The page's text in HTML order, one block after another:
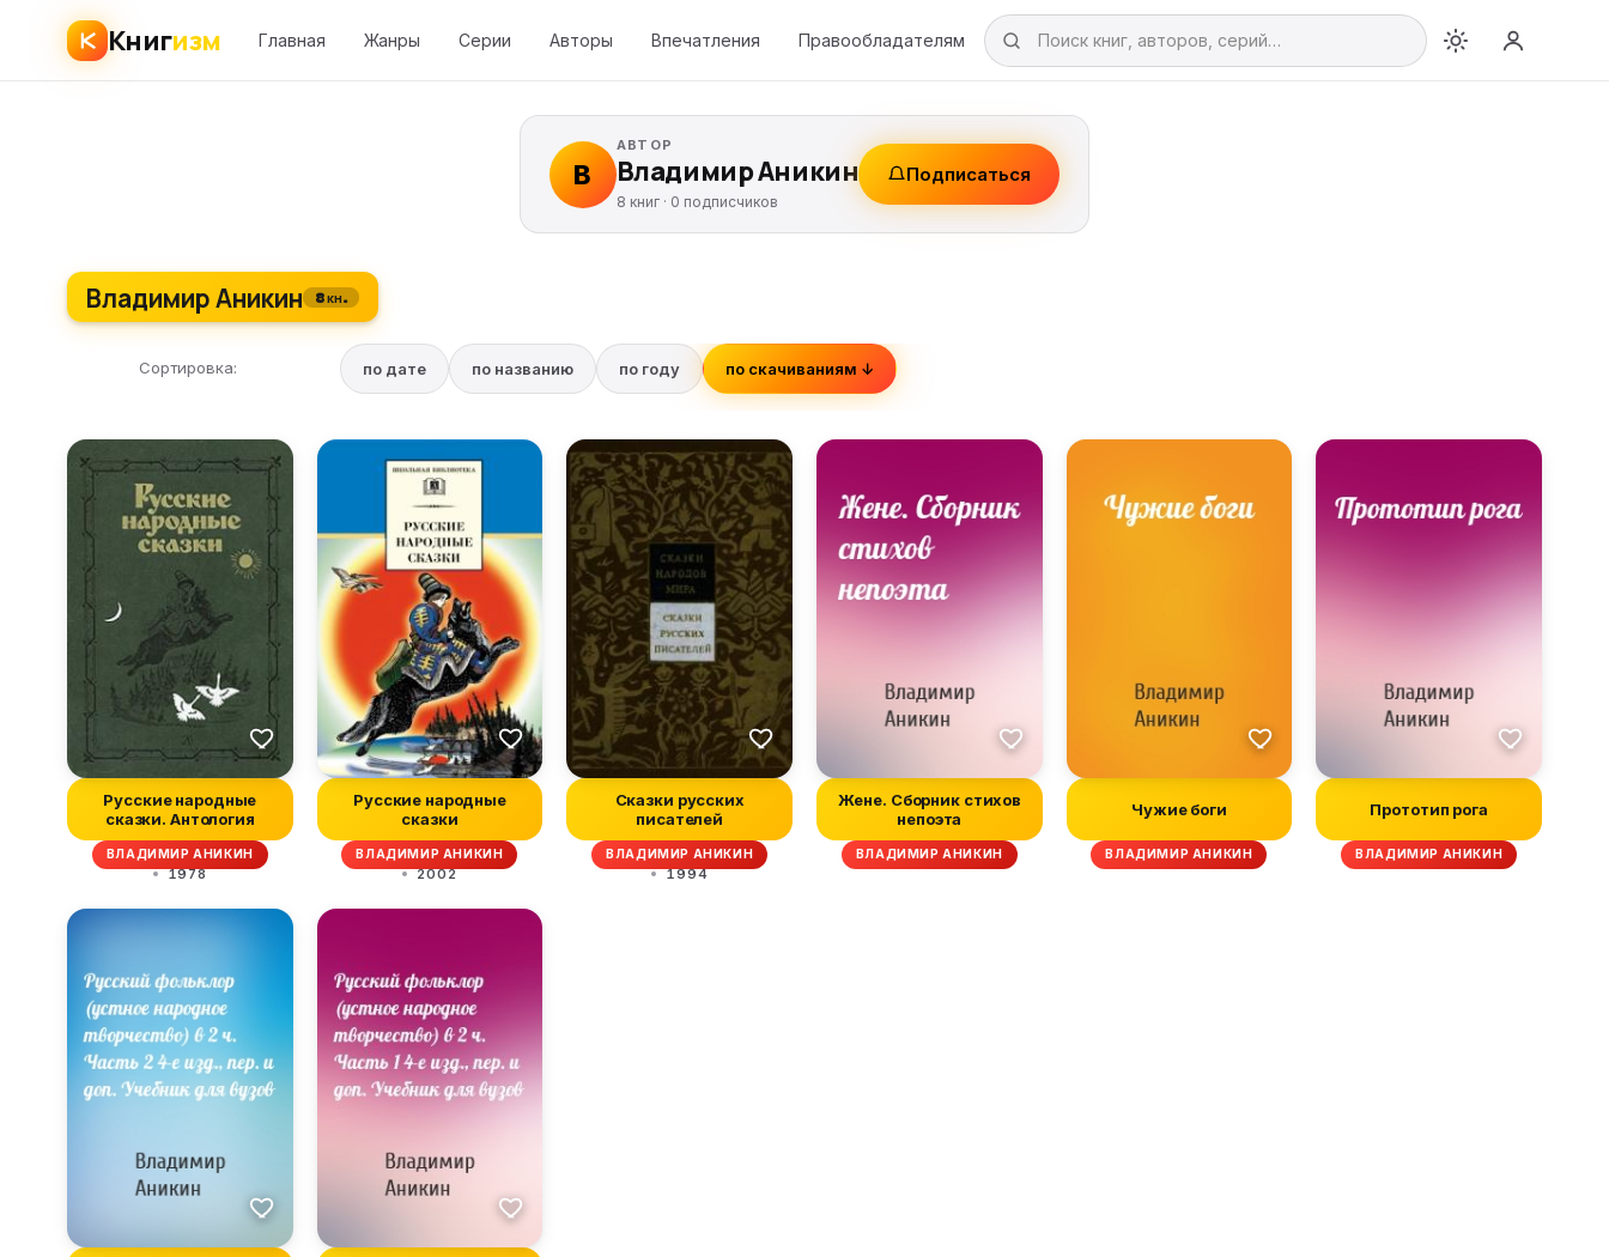
Книгизм Главная Жанры Серии Авторы Впечатления Правообладателям
В
АВТОР
Владимир Аникин
8 книг · 0 подписчиков
Подписаться
Владимир Аникин 8 кн.
Сортировка: по дате по названию по году по скачиваниям ↓
Русские народные
сказки. Антология
ВЛАДИМИР АНИКИН
1978
Русские народные
сказки
ВЛАДИМИР АНИКИН
2002
Сказки русских
писателей
ВЛАДИМИР АНИКИН
1994
Жене. Сборник стихов
непоэта
ВЛАДИМИР АНИКИН
Чужие боги
ВЛАДИМИР АНИКИН
Прототип рога
ВЛАДИМИР АНИКИН